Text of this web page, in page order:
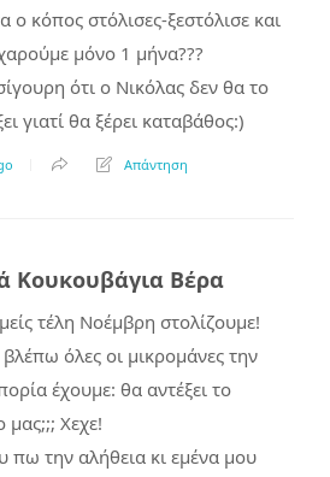
ο κόπος στόλισες-ξεστόλισε και
μόνο 1 μήνα???
ότι ο Νικόλας δεν θα το
γιατί θα ξέρει καταβάθος:)
Απάντηση
Κουκουβάγια Βέρα
τέλη Νοέμβρη στολίζουμε!
όλες οι μικρομάνες την
έχουμε: θα αντέξει το
μας;;; Χεχε!
πω την αλήθεια κι εμένα μου